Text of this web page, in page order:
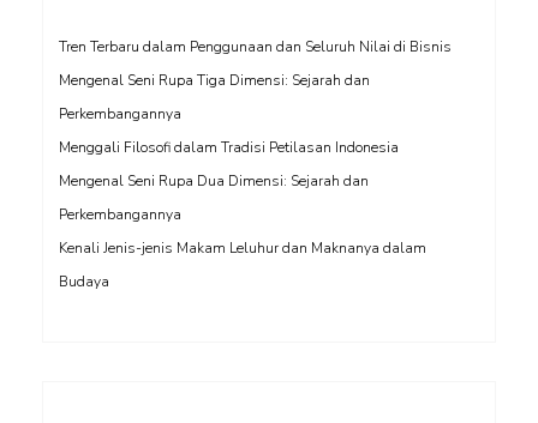
Tren Terbaru dalam Penggunaan dan Seluruh Nilai di Bisnis
Mengenal Seni Rupa Tiga Dimensi: Sejarah dan
Perkembangannya
Menggali Filosofi dalam Tradisi Petilasan Indonesia
Mengenal Seni Rupa Dua Dimensi: Sejarah dan
Perkembangannya
Kenali Jenis-jenis Makam Leluhur dan Maknanya dalam
Budaya